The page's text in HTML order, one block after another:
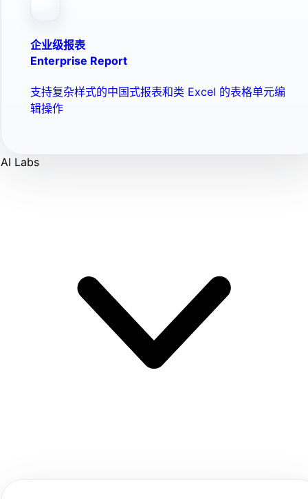
企业级报表
Enterprise Report
支持复杂样式的中国式报表和类 Excel 的表格单元编
辑操作
AI Labs